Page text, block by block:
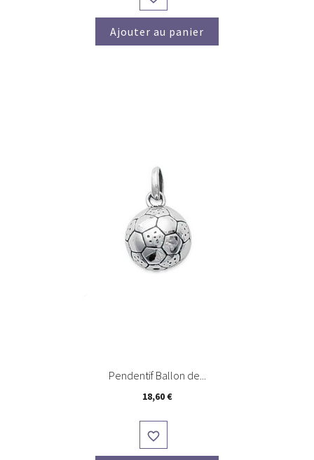
Ajouter au panier
Pendentif Ballon de...
Prix
18,60 €
